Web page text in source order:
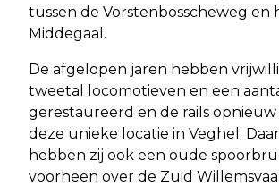
tussen de Vorstenbosscheweg en
Middegaal.
De afgelopen jaren hebben
tweetal locomotieven en een
gerestaureerd en de rails
deze unieke locatie in Veghel.
hebben zij ook een oude
voorheen over de Zuid